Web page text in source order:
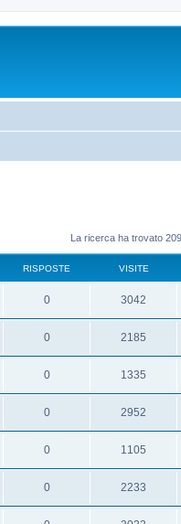
La ricerca ha trovato
RISPOSTE VISITE
0 3042
0 2185
0 1335
0 2952
0 1105
0 2233